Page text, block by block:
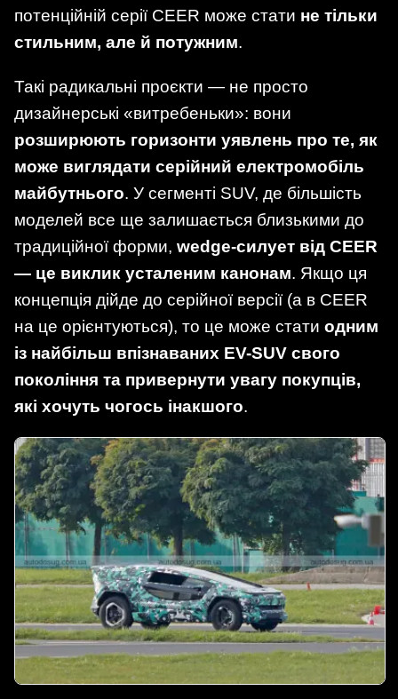
потенційній серії CEER може стати не тільки
стильним, але й потужним.
Такі радикальні проєкти — не просто
дизайнерські «витребеньки»: вони
розширюють горизонти уявлень про те, як
може виглядати серійний електромобіль
майбутнього. У сегменті SUV, де більшість
моделей все ще залишається близькими до
традиційної форми, wedge-силует від CEER
— це виклик усталеним канонам. Якщо ця
концепція дійде до серійної версії (а в CEER
на це орієнтуються), то це може стати одним
із найбільш впізнаваних EV-SUV свого
покоління та привернути увагу покупців,
які хочуть чогось інакшого.